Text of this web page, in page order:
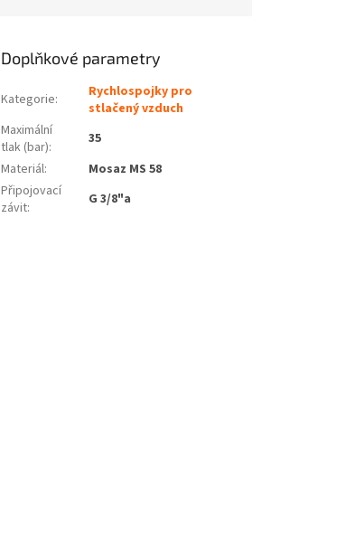
Doplňkové parametry
Kategorie:
Rychlospojky pro
stlačený vzduch
Maximální
tlak (bar):
35
Materiál:
Mosaz MS 58
Připojovací
závit: G 3/8"a